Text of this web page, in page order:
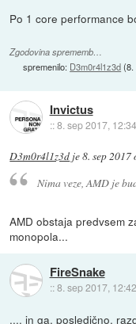
Po 1 core performance
Zgodovina sprememb…
spremenilo: D3m0r4l1z3d(8.
Invictus
::8. sep 2017, 12:34
D3m0r4l1z3d je8. sep 2017
Nima veze, AMD je
AMD obstaja predvsem
monopola...
FireSnake
::8. sep 2017, 12:42
.... in ga, posledično,